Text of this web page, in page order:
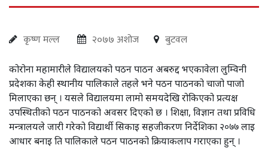
कृष्ण मल्ल २०७७ अशोज बुटवल
कोरोना महामारीले विद्यालयको पठन पाठन अबरुद्द भएकावेला लुम्विनी
प्रदेशका केही स्थानीय पालिकाले तहले भने पठन पाठनको चाजो पाजो
मिलाएका छन् । यसले विद्यालयमा लामो समयदेखि रोकिएको प्रत्यक्ष
उपस्थितीको पठन पाठनको अवसर दिएको छ । शिक्षा, विज्ञान तथा प्रविधि
मन्त्रालयले जारी गरेको विद्यार्थी सिकाइ सहजीकरण निर्देशिका २०७७ लाइ
आधार बनाइ ति पालिकाले पठन पाठनको क्रियाकलाप गराएका हुन् ।